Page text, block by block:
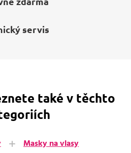
servis
také v těchto
Masky na vlasy